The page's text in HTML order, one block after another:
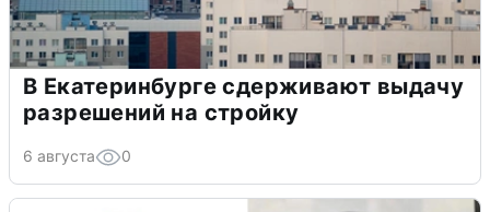
В Екатеринбурге сдерживают выдачу
разрешений на стройку
6 августа 0